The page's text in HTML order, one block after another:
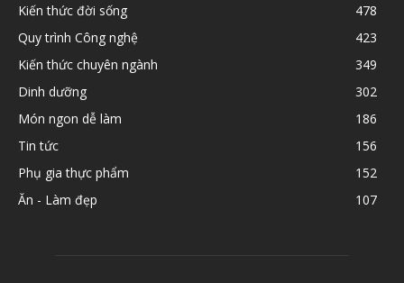
Kiến thức đời sống
478
Quy trình Công nghệ
423
Kiến thức chuyên ngành
349
Dinh dưỡng
302
Món ngon dễ làm
186
Tin tức
156
Phụ gia thực phẩm
152
Ăn - Làm đẹp
107